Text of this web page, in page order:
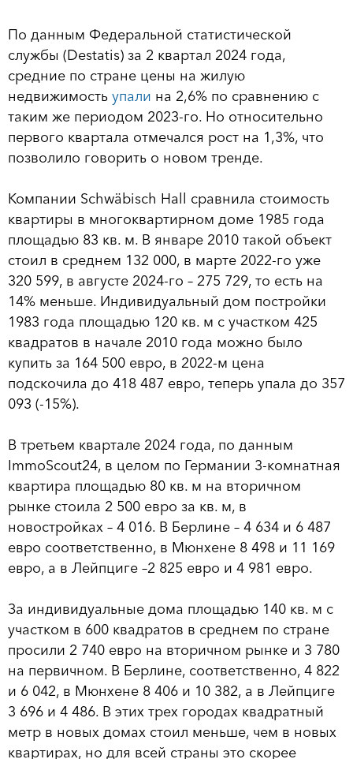
По данным Федеральной статистической
службы (Destatis) за 2 квартал 2024 года,
средние по стране цены на жилую
недвижимость упали на 2,6% по сравнению с
таким же периодом 2023-го. Но относительно
первого квартала отмечался рост на 1,3%, что
позволило говорить о новом тренде.
Компании Schwäbisch Hall сравнила стоимость
квартиры в многоквартирном доме 1985 года
площадью 83 кв. м. В январе 2010 такой объект
стоил в среднем 132 000, в марте 2022-го уже
320 599, в августе 2024-го – 275 729, то есть на
14% меньше. Индивидуальный дом постройки
1983 года площадью 120 кв. м с участком 425
квадратов в начале 2010 года можно было
купить за 164 500 евро, в 2022-м цена
подскочила до 418 487 евро, теперь упала до 357
093 (-15%).
В третьем квартале 2024 года, по данным
ImmoScout24, в целом по Германии 3-комнатная
квартира площадью 80 кв. м на вторичном
рынке стоила 2 500 евро за кв. м, в
новостройках – 4 016. В Берлине – 4 634 и 6 487
евро соответственно, в Мюнхене 8 498 и 11 169
евро, а в Лейпциге –2 825 евро и 4 981 евро.
За индивидуальные дома площадью 140 кв. м с
участком в 600 квадратов в среднем по стране
просили 2 740 евро на вторичном рынке и 3 780
на первичном. В Берлине, соответственно, 4 822
и 6 042, в Мюнхене 8 406 и 10 382, а в Лейпциге
3 696 и 4 486. В этих трех городах квадратный
метр в новых домах стоил меньше, чем в новых
квартирах, но для всей страны это скорее